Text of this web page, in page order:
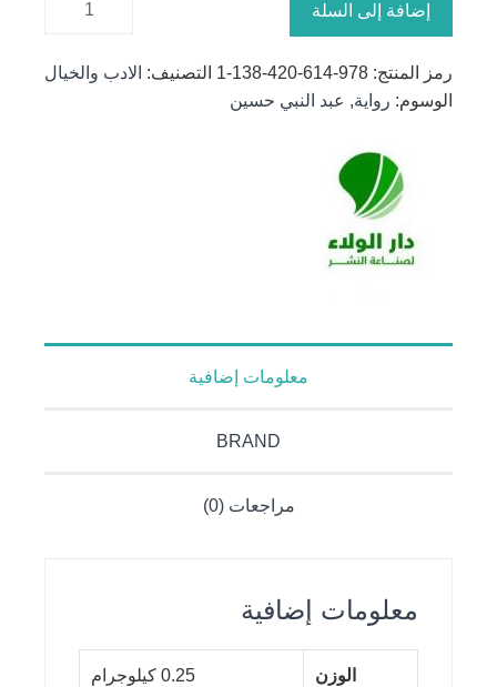
إضافة إلى السلة
رمز المنتج: 978-614-420-138-1 التصنيف: الادب والخيال
الوسوم: رواية, عبد النبي حسين
معلومات إضافية
BRAND
مراجعات (0)
معلومات إضافية
الوزن 0.25 كيلوجرام